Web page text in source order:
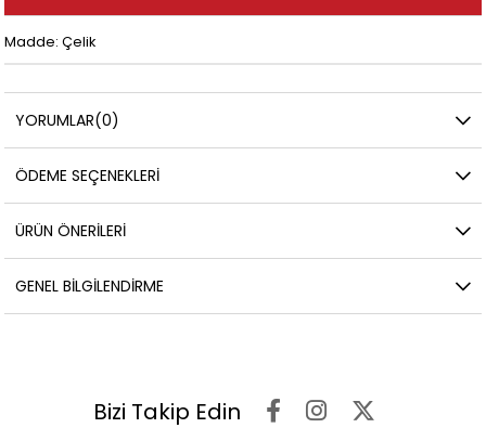
Madde: Çelik
YORUMLAR(0)
ÖDEME SEÇENEKLERI
ÜRÜN ÖNERILERI
GENEL BILGILENDIRME
Bizi Takip Edin